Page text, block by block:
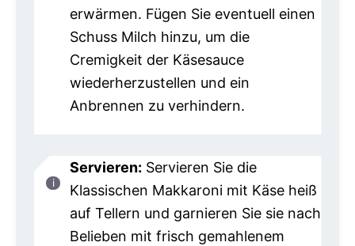
erwärmen. Fügen Sie eventuell einen
Schuss Milch hinzu, um die
Cremigkeit der Käsesauce
wiederherzustellen und ein
Anbrennen zu verhindern.
Servieren: Servieren Sie die
Klassischen Makkaroni mit Käse heiß
auf Tellern und garnieren Sie sie nach
Belieben mit frisch gemahlenem